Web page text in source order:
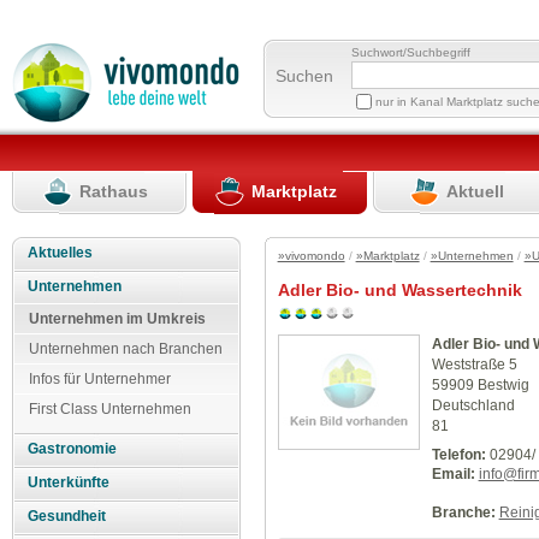
Suchen
Suchwort/Suchbegriff
nur in Kanal Marktplatz
Rathaus Marktplatz Aktuell
Aktuelles
Unternehmen
Unternehmen im Umkreis
Unternehmen nach Branchen
Infos für Unternehmer
First Class Unternehmen
Gastronomie
Unterkünfte
Gesundheit
»vivomondo / »Marktplatz/ »Unternehmen /
Adler Bio- und Wassertechnik
Adler Bio- und
Weststraße 5
59909 Bestwig
Deutschland
81
Telefon: 02904/
Email:
Branche: